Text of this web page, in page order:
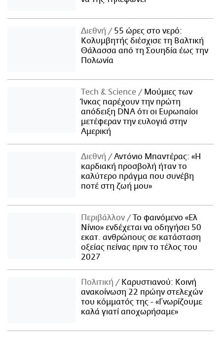
Διεθνή
55 ώρες στο νερό:
Κολυμβητής διέσχισε τη Βαλτική
Θάλασσα από τη Σουηδία έως την
Πολωνία
Τech & Science
Μούμιες των
Ίνκας παρέχουν την πρώτη
απόδειξη DNA ότι οι Ευρωπαίοι
μετέφεραν την ευλογιά στην
Αμερική
Διεθνή
Αντόνιο Μπαντέρας: «Η
καρδιακή προσβολή ήταν το
καλύτερο πράγμα που συνέβη
ποτέ στη ζωή μου»
Περιβάλλον
Το φαινόμενο «Ελ
Νίνιο» ενδέχεται να οδηγήσει 50
εκατ. ανθρώπους σε κατάσταση
οξείας πείνας πριν το τέλος του
2027
Πολιτική
Καρυστιανού: Κοινή
ανακοίνωση 22 πρώην στελεχών
του κόμματός της - «Γνωρίζουμε
καλά γιατί αποχωρήσαμε»